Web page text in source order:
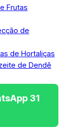
Frutas
de
de Hortaliças
de Dendê
31